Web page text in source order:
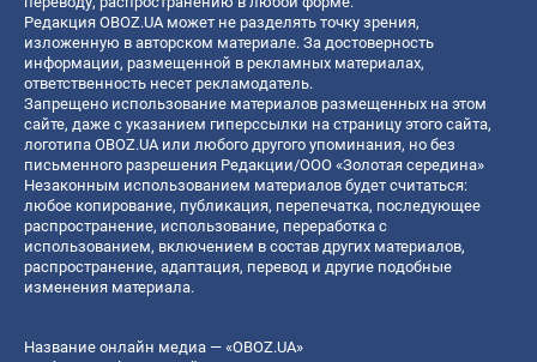
Редакция OBOZ.UA может не разделять точку зрения,
изложенную в авторском материале. За достоверность
информации, размещенной в рекламных материалах,
ответственность несет рекламодатель.
Запрещено использование материалов размещенных на этом
сайте, даже с указанием гиперссылки на страницу этого сайта,
логотипа OBOZ.UA или любого другого упоминания, но без
письменного разрешения Редакции/ООО «Золотая середина»
Незаконным использованием материалов будет считаться:
любое копирование, публикация, перепечатка, последующее
распространение, использование, переработка с
использованием, включением в состав других материалов,
распространение, адаптация, перевод и другие подобные
изменения материала.
Название онлайн медиа — «OBOZ.UA»